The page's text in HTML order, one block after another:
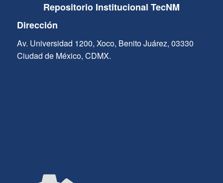
Repositorio Institucional TecNM
Dirección
Av. Universidad 1200, Xoco, Benito Juárez, 03330
Ciudad de México, CDMX.